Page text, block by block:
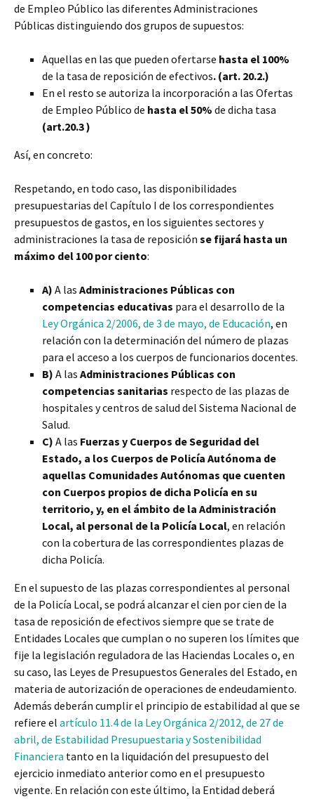
de Empleo Público las diferentes Administraciones
Públicas distinguiendo dos grupos de supuestos:
Aquellas en las que pueden ofertarse hasta el 100%
de la tasa de reposición de efectivos. (art. 20.2.)
En el resto se autoriza la incorporación a las Ofertas
de Empleo Público de hasta el 50% de dicha tasa
(art.20.3 )
Así, en concreto:
Respetando, en todo caso, las disponibilidades
presupuestarias del Capítulo I de los correspondientes
presupuestos de gastos, en los siguientes sectores y
administraciones la tasa de reposición se fijará hasta un
máximo del 100 por ciento:
A) A las Administraciones Públicas con
competencias educativas para el desarrollo de la
Ley Orgánica 2/2006, de 3 de mayo, de Educación, en
relación con la determinación del número de plazas
para el acceso a los cuerpos de funcionarios docentes.
B) A las Administraciones Públicas con
competencias sanitarias respecto de las plazas de
hospitales y centros de salud del Sistema Nacional de
Salud.
C) A las Fuerzas y Cuerpos de Seguridad del
Estado, a los Cuerpos de Policía Autónoma de
aquellas Comunidades Autónomas que cuenten
con Cuerpos propios de dicha Policía en su
territorio, y, en el ámbito de la Administración
Local, al personal de la Policía Local, en relación
con la cobertura de las correspondientes plazas de
dicha Policía.
En el supuesto de las plazas correspondientes al personal
de la Policía Local, se podrá alcanzar el cien por cien de la
tasa de reposición de efectivos siempre que se trate de
Entidades Locales que cumplan o no superen los límites que
fije la legislación reguladora de las Haciendas Locales o, en
su caso, las Leyes de Presupuestos Generales del Estado, en
materia de autorización de operaciones de endeudamiento.
Además deberán cumplir el principio de estabilidad al que se
refiere el artículo 11.4 de la Ley Orgánica 2/2012, de 27 de
abril, de Estabilidad Presupuestaria y Sostenibilidad
Financiera tanto en la liquidación del presupuesto del
ejercicio inmediato anterior como en el presupuesto
vigente. En relación con este último, la Entidad deberá